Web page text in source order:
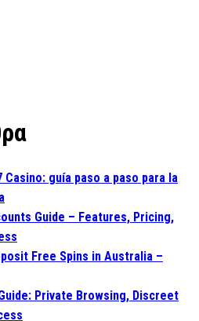
guía paso a paso para la
Guide – Features, Pricing,
Free Spins in Australia –
Private Browsing, Discreet